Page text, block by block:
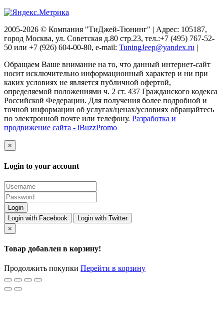
2005-2026 © Компания "ТиДжей-Тюнинг" | Адрес: 105187,
город Москва, ул. Советская д.80 стр.23, тел.:+7 (495) 767-52-
50 или +7 (926) 604-00-80, e-mail: TuningJeep@yandex.ru |
Обращаем Ваше внимание на то, что данный интернет-сайт
носит исключительно информационный характер и ни при
каких условиях не является публичной офертой,
определяемой положениями ч. 2 ст. 437 Гражданского кодекса
Российской Федерации. Для получения более подробной и
точной информации об услугах/ценах/условиях обращайтесь
по электронной почте или телефону. Разработка и
продвижение сайта - iBuzzPromo
×
Login to your account
Login with Facebook
Login with Twitter
×
Товар добавлен в корзину!
Продолжить покупки Перейти в корзину